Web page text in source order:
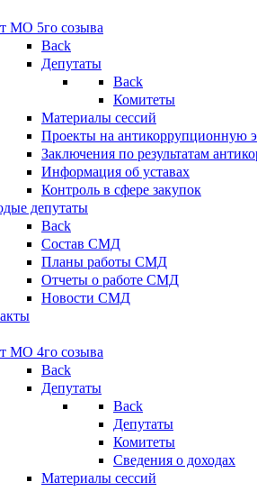
МО 5го созыва
Back
Депутаты
Back
Комитеты
Материалы сессий
Проекты на антикоррупционную
Заключения по результатам
Информация об уставах
Контроль в сфере закупок
депутаты
Back
Состав СМД
Планы работы СМД
Отчеты о работе СМД
Новости СМД
МО 4го созыва
Back
Депутаты
Back
Депутаты
Комитеты
Сведения о доходах
Материалы сессий